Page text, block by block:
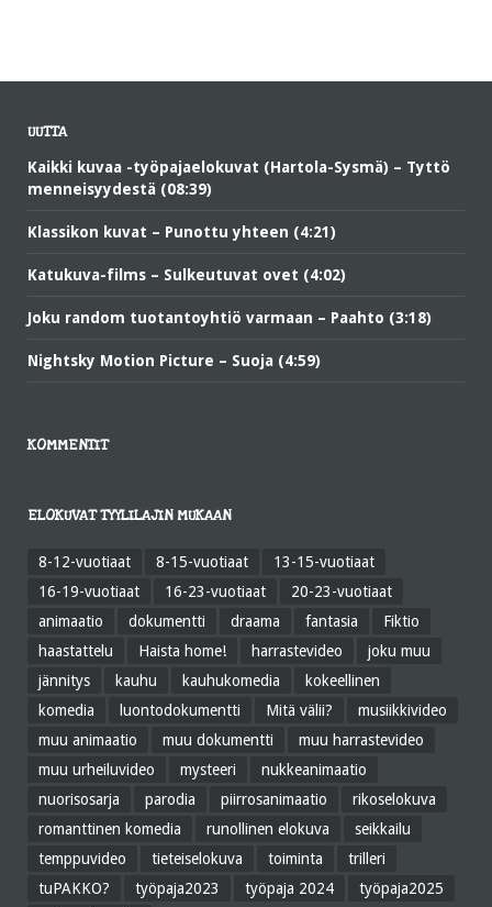
UUTTA
Kaikki kuvaa -työpajaelokuvat (Hartola-Sysmä) – Tyttö
menneisyydestä (08:39)
Klassikon kuvat – Punottu yhteen (4:21)
Katukuva-films – Sulkeutuvat ovet (4:02)
Joku random tuotantoyhtiö varmaan – Paahto (3:18)
Nightsky Motion Picture – Suoja (4:59)
KOMMENTIT
ELOKUVAT TYYLILAJIN MUKAAN
8-12-vuotiaat 8-15-vuotiaat
13-15-vuotiaat
16-19-vuotiaat
16-23-vuotiaat
20-23-vuotiaat
animaatio
dokumentti draama fantasia
Fiktio
haastattelu
Haista home! harrastevideo
joku muu
jännitys
kauhu kauhukomedia
kokeellinen
komedia
luontodokumentti Mitä välii?
musiikkivideo
muu animaatio
muu dokumentti
muu harrastevideo
muu urheiluvideo
mysteeri
nukkeanimaatio
nuorisosarja
parodia piirrosanimaatio
rikoselokuva
romanttinen komedia
runollinen elokuva
seikkailu
temppuvideo
tieteiselokuva toiminta
trilleri
tuPAKKO?
työpaja2023 työpaja 2024
työpaja2025